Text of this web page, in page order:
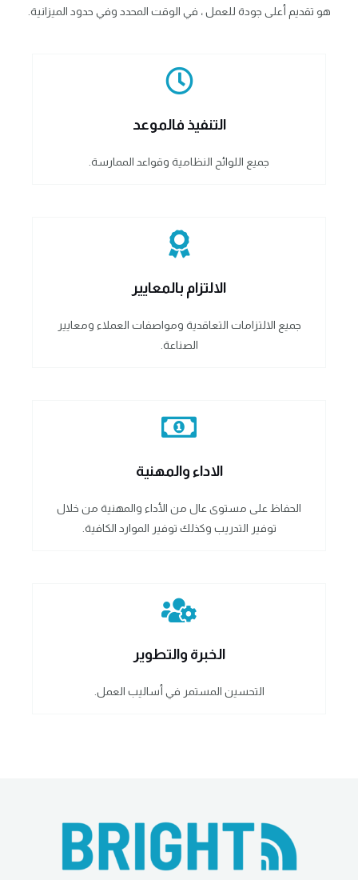
هو تقديم أعلى جودة للعمل ، في الوقت المحدد وفي حدود الميزانية.
التنفيذ فالموعد
جميع اللوائح النظامية وقواعد الممارسة.
الالتزام بالمعايير
جميع الالتزامات التعاقدية ومواصفات العملاء ومعايير
الصناعة.
الاداء والمهنية
الحفاظ على مستوى عال من الأداء والمهنية من خلال
توفير التدريب وكذلك توفير الموارد الكافية.
الخبرة والتطوير
التحسين المستمر في أساليب العمل.